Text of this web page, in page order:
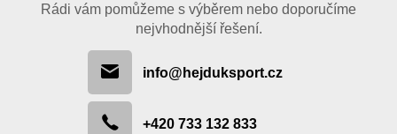
Rádi vám pomůžeme s výběrem nebo doporučíme
nejvhodnější řešení.
info@hejduksport.cz
+420 733 132 833